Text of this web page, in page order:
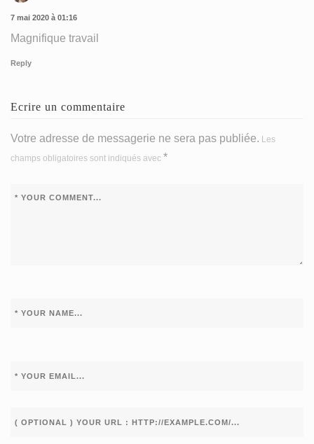
7 mai 2020 à 01:16
Magnifique travail
Reply
Ecrire un commentaire
Votre adresse de messagerie ne sera pas publiée. Les
champs obligatoires sont indiqués avec *